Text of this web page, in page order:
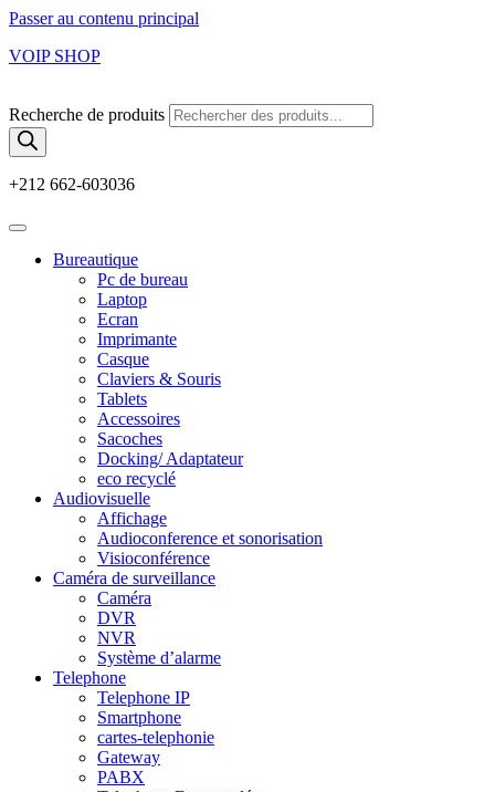
Passer au contenu principal
VOIP SHOP
Recherche de produits
+212 662-603036
Bureautique
Pc de bureau
Laptop
Ecran
Imprimante
Casque
Claviers & Souris
Tablets
Accessoires
Sacoches
Docking/ Adaptateur
eco recyclé
Audiovisuelle
Affichage
Audioconference et sonorisation
Visioconférence
Caméra de surveillance
Caméra
DVR
NVR
Système d’alarme
Telephone
Telephone IP
Smartphone
cartes-telephonie
Gateway
PABX